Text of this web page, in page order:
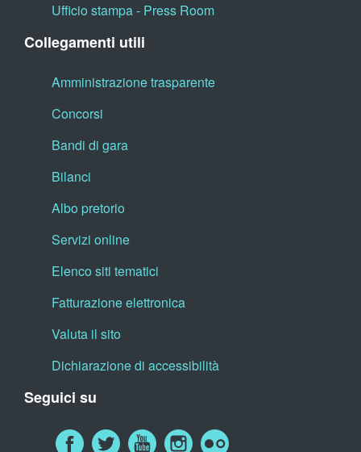
Ufficio stampa - Press Room
Collegamenti utili
Amministrazione trasparente
Concorsi
Bandi di gara
Bilanci
Albo pretorio
Servizi online
Elenco siti tematici
Fatturazione elettronica
Valuta il sito
Dichiarazione di accessibilità
Seguici su